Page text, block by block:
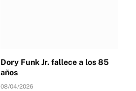
Dory Funk Jr. fallece a los 85
años
08/04/2026